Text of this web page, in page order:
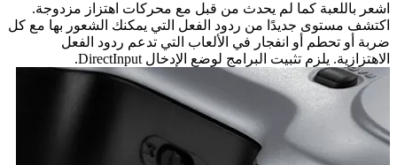
اشعر باللعبة كما لم يحدث من قبل مع محركات اهتزاز مزدوجة.
اكتشف مستوى جديدًا من ردود الفعل التي يمكنك الشعور بها مع كل
ضربة أو تحطم أو انفجار في الألعاب التي تدعم ردود الفعل
الاهتزازية. يلزم تثبيت البرامج لوضع الإدخال DirectInput.